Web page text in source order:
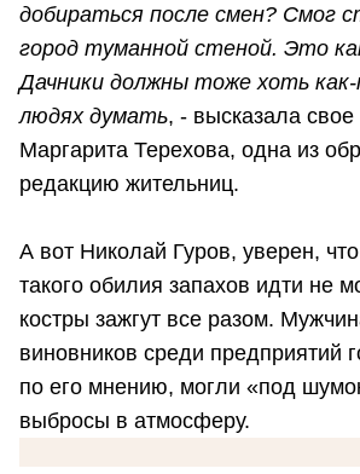
добираться после смен? Смог
город туманной стеной. Это
Дачники должны тоже хоть как-
людях думать, - высказала
Маргарита Терехова, одна из
редакцию жительниц.
А вот Николай Гуров, уверен,
такого обилия запахов идти не
костры зажгут все разом.
виновников среди предприятий
по его мнению, могли «под
выбросы в атмосферу.